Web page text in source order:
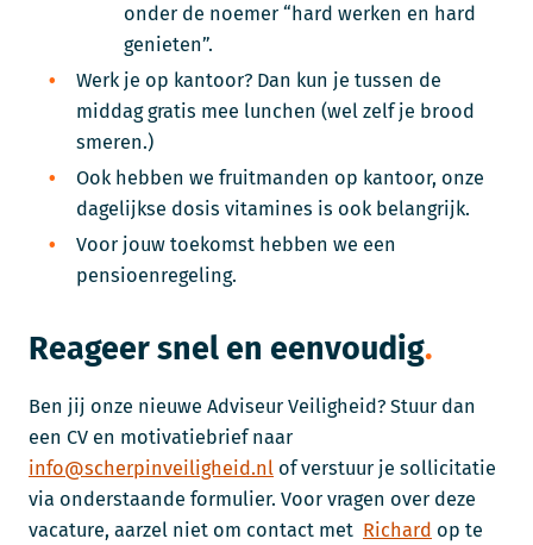
onder de noemer “hard werken en hard
genieten”.
Werk je op kantoor? Dan kun je tussen de
middag gratis mee lunchen (wel zelf je brood
smeren.)
Ook hebben we fruitmanden op kantoor, onze
dagelijkse dosis vitamines is ook belangrijk.
Voor jouw toekomst hebben we een
pensioenregeling.
Reageer snel en eenvoudig
Ben jij onze nieuwe Adviseur Veiligheid? Stuur dan
een CV en motivatiebrief naar
info@scherpinveiligheid.nl of verstuur je sollicitatie
via onderstaande formulier. Voor vragen over deze
vacature, aarzel niet om contact met Richard op te